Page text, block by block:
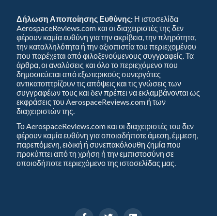
Δήλωση Αποποίησης Ευθύνης: Η ιστοσελίδα
AerospaceReviews.com και οι διαχειριστές της δεν
φέρουν καμία ευθύνη για την ακρίβεια, την πληρότητα,
την καταλληλότητα ή την αξιοπιστία του περιεχομένου
που παρέχεται από φιλοξενούμενους συγγραφείς. Τα
άρθρα, οι αναλύσεις και όλο το περιεχόμενο που
δημοσιεύεται από εξωτερικούς συνεργάτες
αντικατοπτρίζουν τις απόψεις και τις γνώσεις των
συγγραφέων τους και δεν πρέπει να εκλαμβάνονται ως
εκφράσεις του AerospaceReviews.com ή των
διαχειριστών της.
Το AerospaceReviews.com και οι διαχειριστές του δεν
φέρουν καμία ευθύνη για οποιαδήποτε άμεση, έμμεση,
παρεπόμενη, ειδική ή συνεπακόλουθη ζημία που
προκύπτει από τη χρήση ή την εμπιστοσύνη σε
οποιοδήποτε περιεχόμενο της ιστοσελίδας μας.